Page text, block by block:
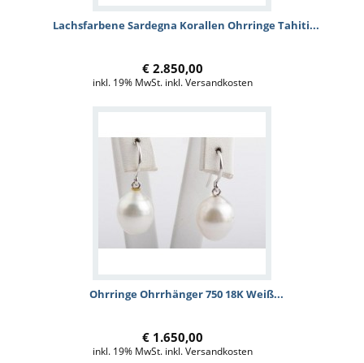
Lachsfarbene Sardegna Korallen Ohrringe Tahiti...
€ 2.850,00
inkl. 19% MwSt. inkl. Versandkosten
Ohrringe Ohrrhänger 750 18K Weiß...
€ 1.650,00
inkl. 19% MwSt. inkl. Versandkosten